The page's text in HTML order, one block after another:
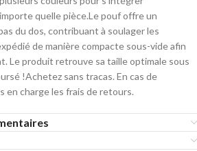
quelle pièce.Le pouf offre un
du dos, contribuant à soulager les
de manière compacte sous-vide afin
Le produit retrouve sa taille optimale sous
!Achetez sans tracas. En cas de
en charge les frais de retours.